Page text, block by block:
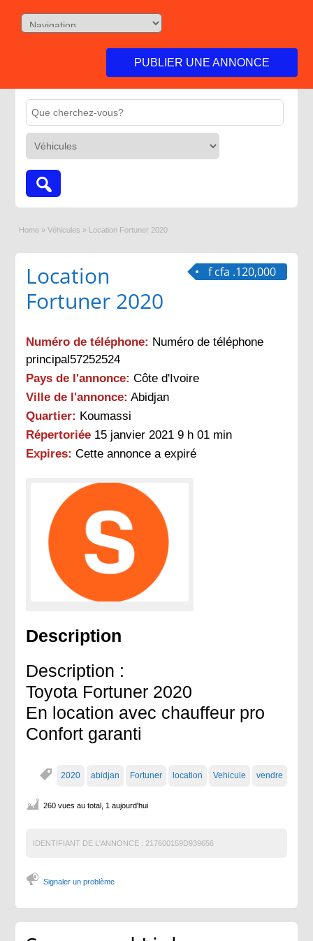
PUBLIER UNE ANNONCE
Home » Véhicules » Location Fortuner 2020
f cfa .120,000
Location
Fortuner 2020
Numéro de téléphone: Numéro de téléphone
principal57252524
Pays de l'annonce: Côte d'Ivoire
Ville de l'annonce: Abidjan
Quartier: Koumassi
Répertoriée 15 janvier 2021 9 h 01 min
Expires: Cette annonce a expiré
Description
Description :
Toyota Fortuner 2020
En location avec chauffeur pro
Confort garanti
2020 abidjan Fortuner location Vehicule vendre
260 vues au total, 1 aujourd'hui
IDENTIFIANT DE L'ANNONCE : 217600159D939656
Signaler un problème